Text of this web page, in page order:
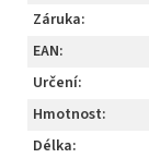
Záruka:
EAN:
Určení:
Hmotnost:
Délka: